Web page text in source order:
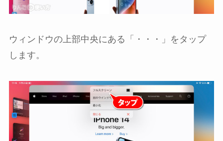
ウィンドウの上部中央にある「・・・」をタップ
します。